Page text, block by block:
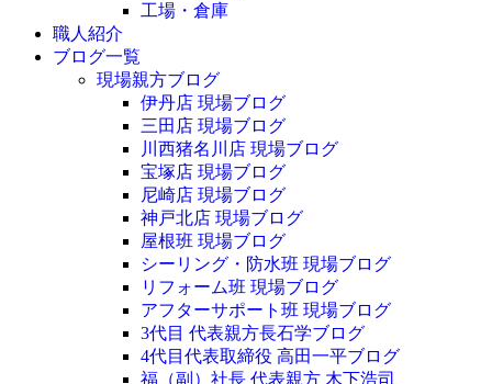
工場・倉庫
職人紹介
ブログ一覧
現場親方ブログ
伊丹店 現場ブログ
三田店 現場ブログ
川西猪名川店 現場ブログ
宝塚店 現場ブログ
尼崎店 現場ブログ
神戸北店 現場ブログ
屋根班 現場ブログ
シーリング・防水班 現場ブログ
リフォーム班 現場ブログ
アフターサポート班 現場ブログ
3代目 代表親方長石学ブログ
4代目代表取締役 高田一平ブログ
福（副）社長 代表親方 木下浩司